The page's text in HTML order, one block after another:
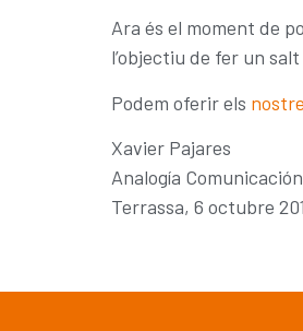
Ara és el moment de
l’objectiu de fer un
Podem oferir els
Xavier Pajares
Analogía Comunicación
Terrassa, 6 octubre